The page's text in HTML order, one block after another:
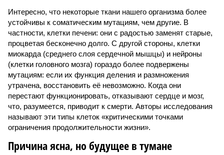
Интересно, что некоторые ткани нашего организма более
устойчивы к соматическим мутациям, чем другие. В
частности, клетки печени: они с радостью заменят старые,
процветая бесконечно долго. С другой стороны, клетки
миокарда (среднего слоя сердечной мышцы) и нейроны
(клетки головного мозга) гораздо более подвержены
мутациям: если их функция деления и размножения
утрачена, восстановить её невозможно. Когда они
перестают функционировать, отказывают сердце и мозг,
что, разумеется, приводит к смерти. Авторы исследования
называют эти типы клеток «критическими точками
ограничения продолжительности жизни».
Причина ясна, но будущее в тумане